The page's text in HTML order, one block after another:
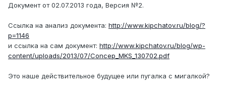
Документ от 02.07.2013 года, Версия №2.
Ссылка на анализ документа: http://www.kipchatov.ru/blog/?
p=1146
и ссылка на сам документ: http://www.kipchatov.ru/blog/wp-
content/uploads/2013/07/Concep_MKS_130702.pdf
Это наше действительное будущее или пугалка с мигалкой?